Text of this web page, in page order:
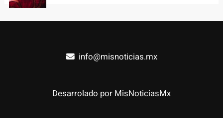
info@misnoticias.mx
Desarrolado por MisNoticiasMx